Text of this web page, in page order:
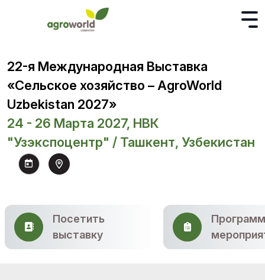
22-я Международная Выставка
«Сельское хозяйство – AgroWorld
Uzbekistan 2027»
24 - 26 Марта 2027, НВК
"Узэкспоцентр" / Ташкент, Узбекистан
Посетить
выставку